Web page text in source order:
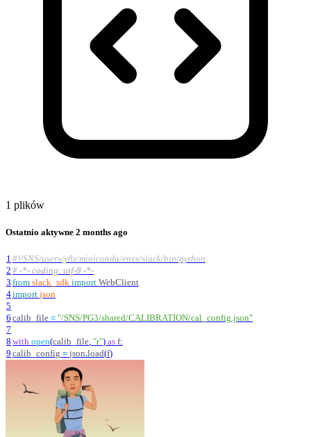
1 plików
Ostatnio aktywne 2 months ago
1 #!/SNS/users/y8z/miniconda/envs/slack/bin/python
2 # -*- coding: utf-8 -*-
3 from slack_sdk import WebClient
4import json
5
6 calib_file = "/SNS/PG3/shared/CALIBRATION/cal_config.json"
7
8 with open(calib_file, "r") as f:
9 calib_config = json.load(f)